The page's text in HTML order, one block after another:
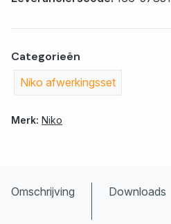
Categorieën
Niko afwerkingsset
Merk: Niko
Omschrijving Downloads